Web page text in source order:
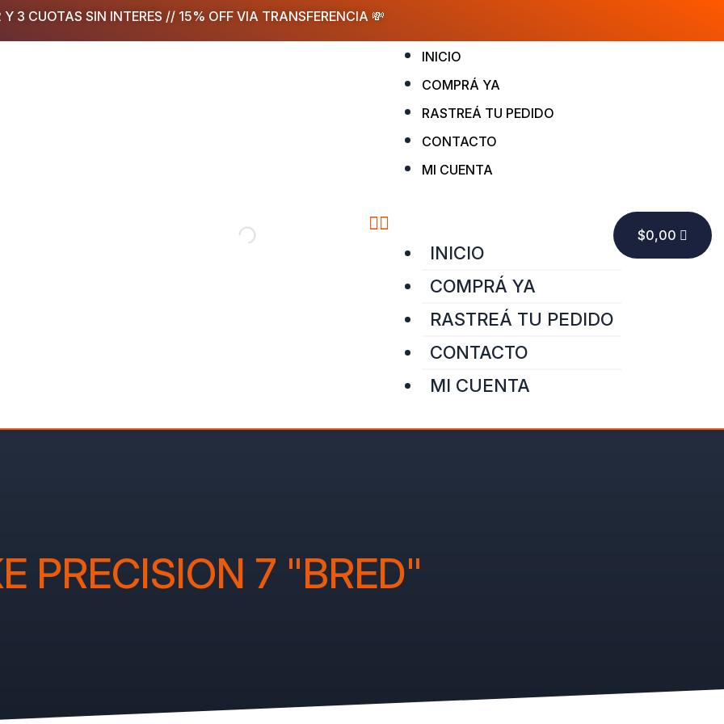
Y 3 CUOTAS SIN INTERES // 15% OFF VIA TRANSFERENCIA 💸
INICIO
COMPRÁ YA
RASTREÁ TU PEDIDO
CONTACTO
MI CUENTA
Menu
INICIO
COMPRÁ YA
RASTREÁ TU PEDIDO
CONTACTO
MI CUENTA
$0,00
CART
PRECISION 7 "BRED"